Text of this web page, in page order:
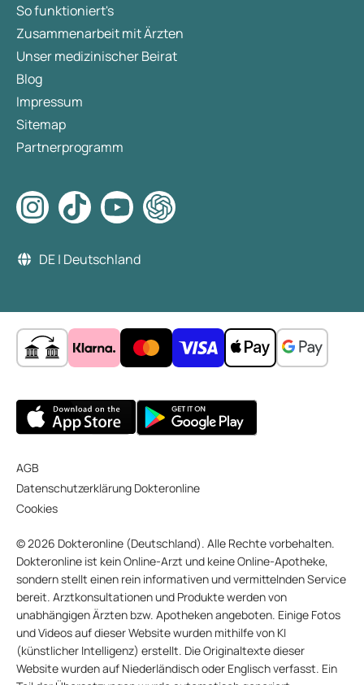
So funktioniert's
Zusammenarbeit mit Ärzten
Unser medizinischer Beirat
Blog
Impressum
Sitemap
Partnerprogramm
DE | Deutschland
AGB
Datenschutzerklärung Dokteronline
Cookies
© 2026 Dokteronline (Deutschland). Alle Rechte vorbehalten.
Dokteronline ist kein Online-Arzt und keine Online-Apotheke,
sondern stellt einen rein informativen und vermittelnden Service
bereit. Arztkonsultationen und Produkte werden von
unabhängigen Ärzten bzw. Apotheken angeboten. Einige Fotos
und Videos auf dieser Website wurden mithilfe von KI
(künstlicher Intelligenz) erstellt. Die Originaltexte dieser
Website wurden auf Niederländisch oder Englisch verfasst. Ein